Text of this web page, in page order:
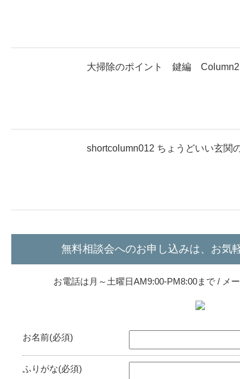
大掃除のポイント 鍵編
shortcolumn012 ちょうどいい玄
無料相談会へのお申し込みは、お気
お電話は月～土曜日AM9:00-PM8:00まで / メ
お名前(必須)
ふりがな(必須)